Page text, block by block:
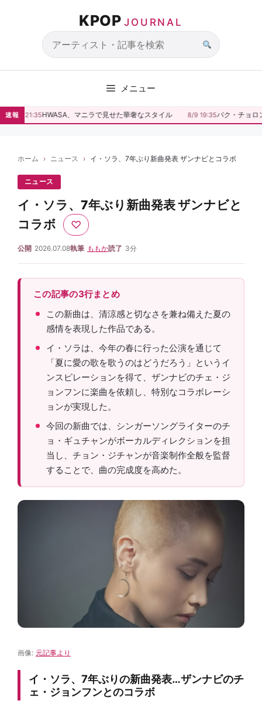
キ
ッ
KPOP JOURNAL
サ
検
索
メニュー
速報
8/9 21:35HWASA、マニラで見せた華奢なスタイル 8/9 19:35パク・チョロ
ホーム ニュース イ・ソラ、7年ぶり新曲発表 ザンナビとコラボ
ニュース
イ・ソラ、7年ぶり新曲発表 ザンナビと
コラボ
♡
公開 2026.07.08執筆 ももか読了 3分
この記事の3行まとめ
この新曲は、清涼感と切なさを兼ね備えた夏の
感情を表現した作品である。
イ・ソラは、今年の春に行った公演を通じて
「夏に愛の歌を歌うのはどうだろう」というイ
ンスピレーションを得て、ザンナビのチェ・ジ
ョンフンに楽曲を依頼し、特別なコラボレーシ
ョンが実現した。
今回の新曲では、シンガーソングライターのチ
ョ・ギュチャンがボーカルディレクションを担
当し、チョン・ジチャンが音楽制作全般を監督
することで、曲の完成度を高めた。
画像: 元記事より
イ・ソラ、7年ぶりの新曲発表…ザンナビのチ
ェ・ジョンフンとのコラボ